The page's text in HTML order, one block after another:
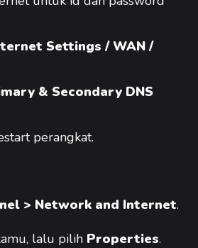
Settings / WAN /
& Secondary DNS
perangkat.
> Network and Internet.​
lalu pilih Properties.​